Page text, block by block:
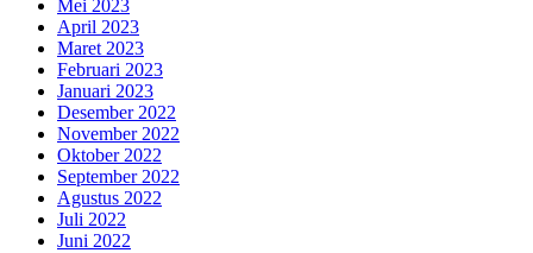
Mei 2023
April 2023
Maret 2023
Februari 2023
Januari 2023
Desember 2022
November 2022
Oktober 2022
September 2022
Agustus 2022
Juli 2022
Juni 2022